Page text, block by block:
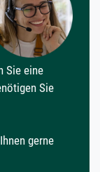
Sie eine
Sie
gerne